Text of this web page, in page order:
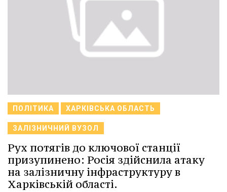
ПОЛІТИКА ХАРКІВСЬКА ОБЛАСТЬ
ЗАЛІЗНИЧНИЙ ВУЗОЛ
Рух потягів до ключової станції
призупинено: Росія здійснила атаку
на залізничну інфраструктуру в
Харківській області.